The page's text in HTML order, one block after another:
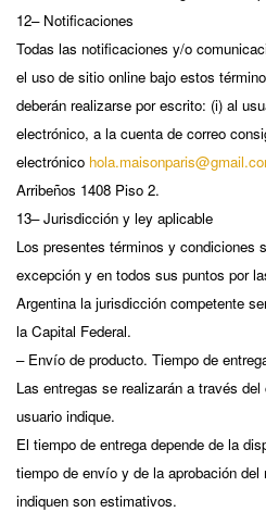
12– Notificaciones
Todas las notificaciones y/o
el uso de sitio online bajo estos
deberán realizarse por escrito: (i) al
electrónico, a la cuenta de correo
electrónico
Arribeños 1408 Piso 2.
13– Jurisdicción y ley aplicable
Los presentes términos y condiciones
excepción y en todos sus puntos por
Argentina la jurisdicción competente
la Capital Federal.
– Envío de producto. Tiempo de
Las entregas se realizarán a través
usuario indique.
El tiempo de entrega depende de la
tiempo de envío y de la aprobación
indiquen son estimativos.